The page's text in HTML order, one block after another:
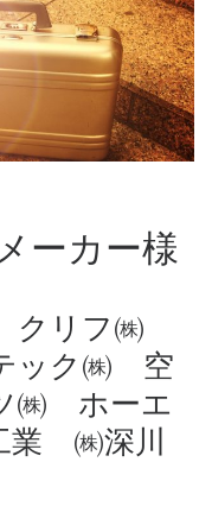
ーカー様
クリフ㈱
ック㈱ 空
㈱ ホーエ
業 ㈱深川